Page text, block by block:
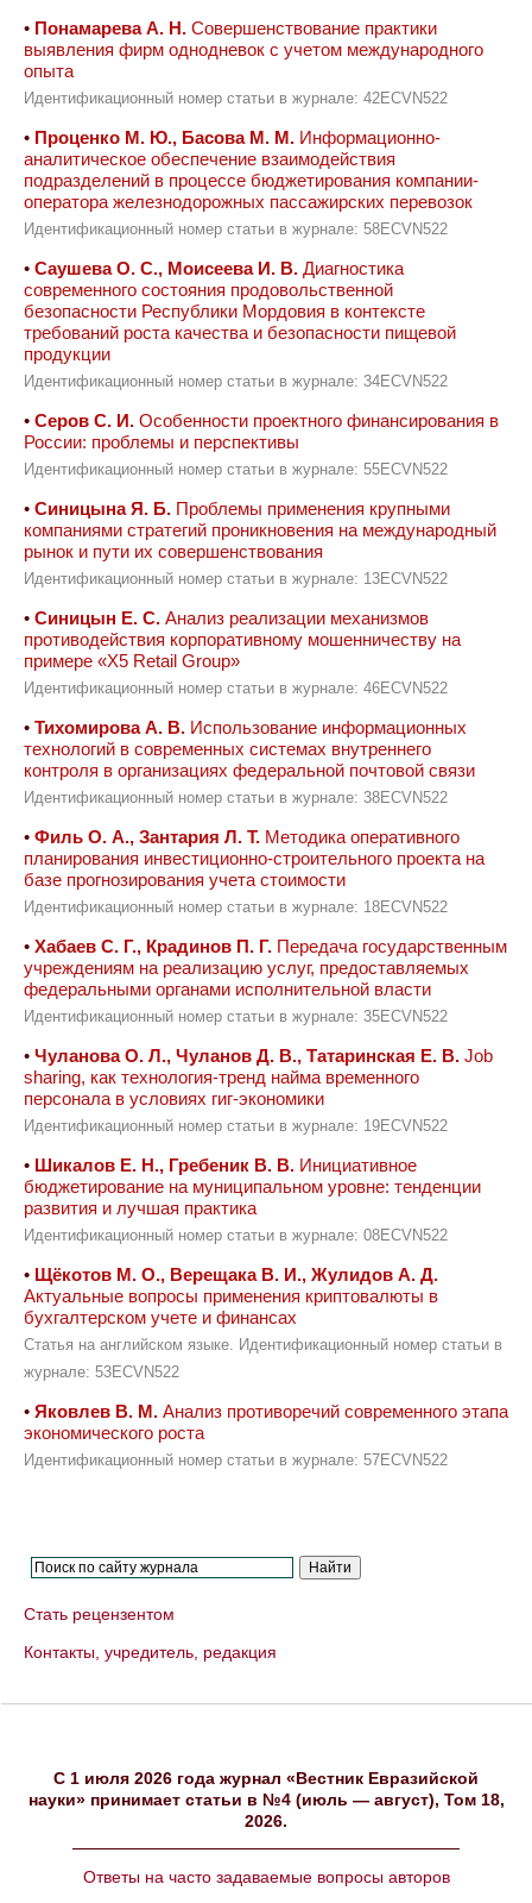
• Понамарева А. Н. Совершенствование практики
выявления фирм однодневок с учетом международного
опыта
Идентификационный номер статьи в журнале: 42ECVN522
• Проценко М. Ю., Басова М. М. Информационно-
аналитическое обеспечение взаимодействия
подразделений в процессе бюджетирования компании-
оператора железнодорожных пассажирских перевозок
Идентификационный номер статьи в журнале: 58ECVN522
• Саушева О. С., Моисеева И. В. Диагностика
современного состояния продовольственной
безопасности Республики Мордовия в контексте
требований роста качества и безопасности пищевой
продукции
Идентификационный номер статьи в журнале: 34ECVN522
• Серов С. И. Особенности проектного финансирования в
России: проблемы и перспективы
Идентификационный номер статьи в журнале: 55ECVN522
• Синицына Я. Б. Проблемы применения крупными
компаниями стратегий проникновения на международный
рынок и пути их совершенствования
Идентификационный номер статьи в журнале: 13ECVN522
• Синицын Е. С. Анализ реализации механизмов
противодействия корпоративному мошенничеству на
примере «X5 Retail Group»
Идентификационный номер статьи в журнале: 46ECVN522
• Тихомирова А. В. Использование информационных
технологий в современных системах внутреннего
контроля в организациях федеральной почтовой связи
Идентификационный номер статьи в журнале: 38ECVN522
• Филь О. А., Зантария Л. Т. Методика оперативного
планирования инвестиционно-строительного проекта на
базе прогнозирования учета стоимости
Идентификационный номер статьи в журнале: 18ECVN522
• Хабаев С. Г., Крадинов П. Г. Передача государственным
учреждениям на реализацию услуг, предоставляемых
федеральными органами исполнительной власти
Идентификационный номер статьи в журнале: 35ECVN522
• Чуланова О. Л., Чуланов Д. В., Татаринская Е. В. Job
sharing, как технология-тренд найма временного
персонала в условиях гиг-экономики
Идентификационный номер статьи в журнале: 19ECVN522
• Шикалов Е. Н., Гребеник В. В. Инициативное
бюджетирование на муниципальном уровне: тенденции
развития и лучшая практика
Идентификационный номер статьи в журнале: 08ECVN522
• Щёкотов М. О., Верещака В. И., Жулидов А. Д.
Актуальные вопросы применения криптовалюты в
бухгалтерском учете и финансах
Статья на английском языке. Идентификационный номер статьи в
журнале: 53ECVN522
• Яковлев В. М. Анализ противоречий современного этапа
экономического роста
Идентификационный номер статьи в журнале: 57ECVN522
Стать рецензентом
Контакты, учредитель, редакция
C 1 июля 2026 года журнал «Вестник Евразийской
науки» принимает статьи в №4 (июль — август), Том 18,
2026.
Ответы на часто задаваемые вопросы авторов